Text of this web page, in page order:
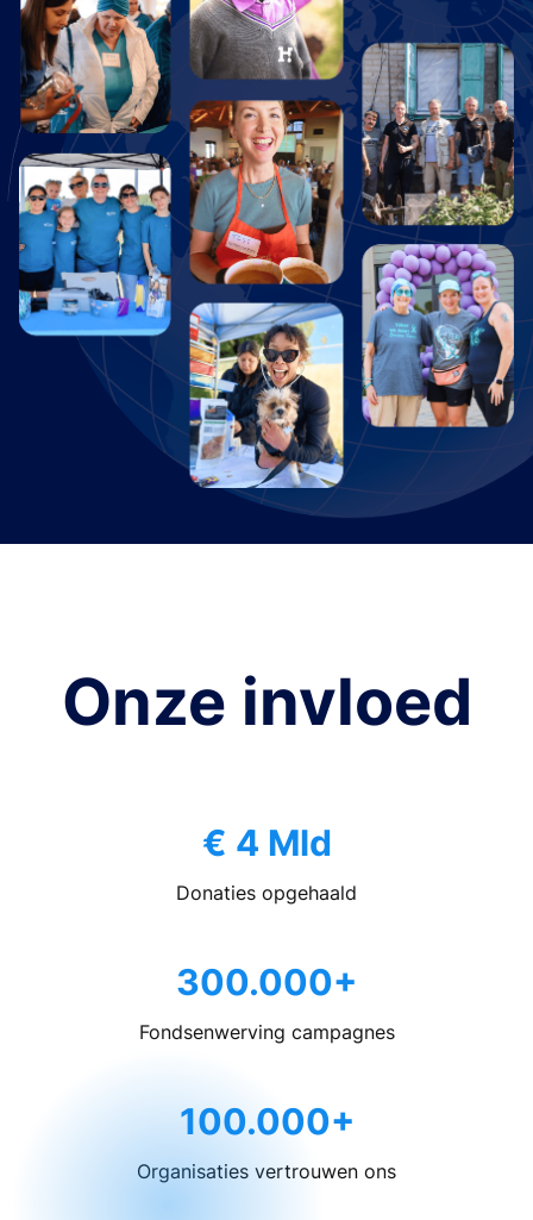
Onze invloed
€ 4 Mld
Donaties opgehaald
300.000+
Fondsenwerving campagnes
100.000+
Organisaties vertrouwen ons